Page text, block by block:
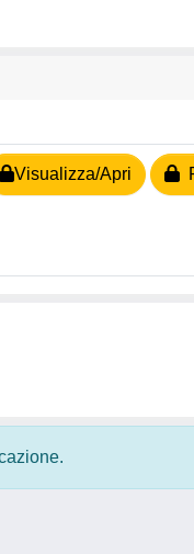
Visualizza/Apri